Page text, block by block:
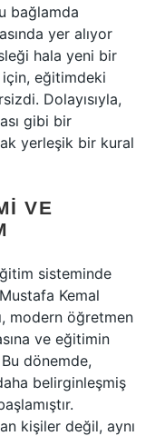
bağlamda
yer alıyor
hala yeni bir
eğitimdeki
Dolayısıyla,
gibi bir
yerleşik bir kural
VE
sisteminde
Kemal
modern öğretmen
ve eğitimin
dönemde,
belirginleşmiş
kişiler değil, aynı